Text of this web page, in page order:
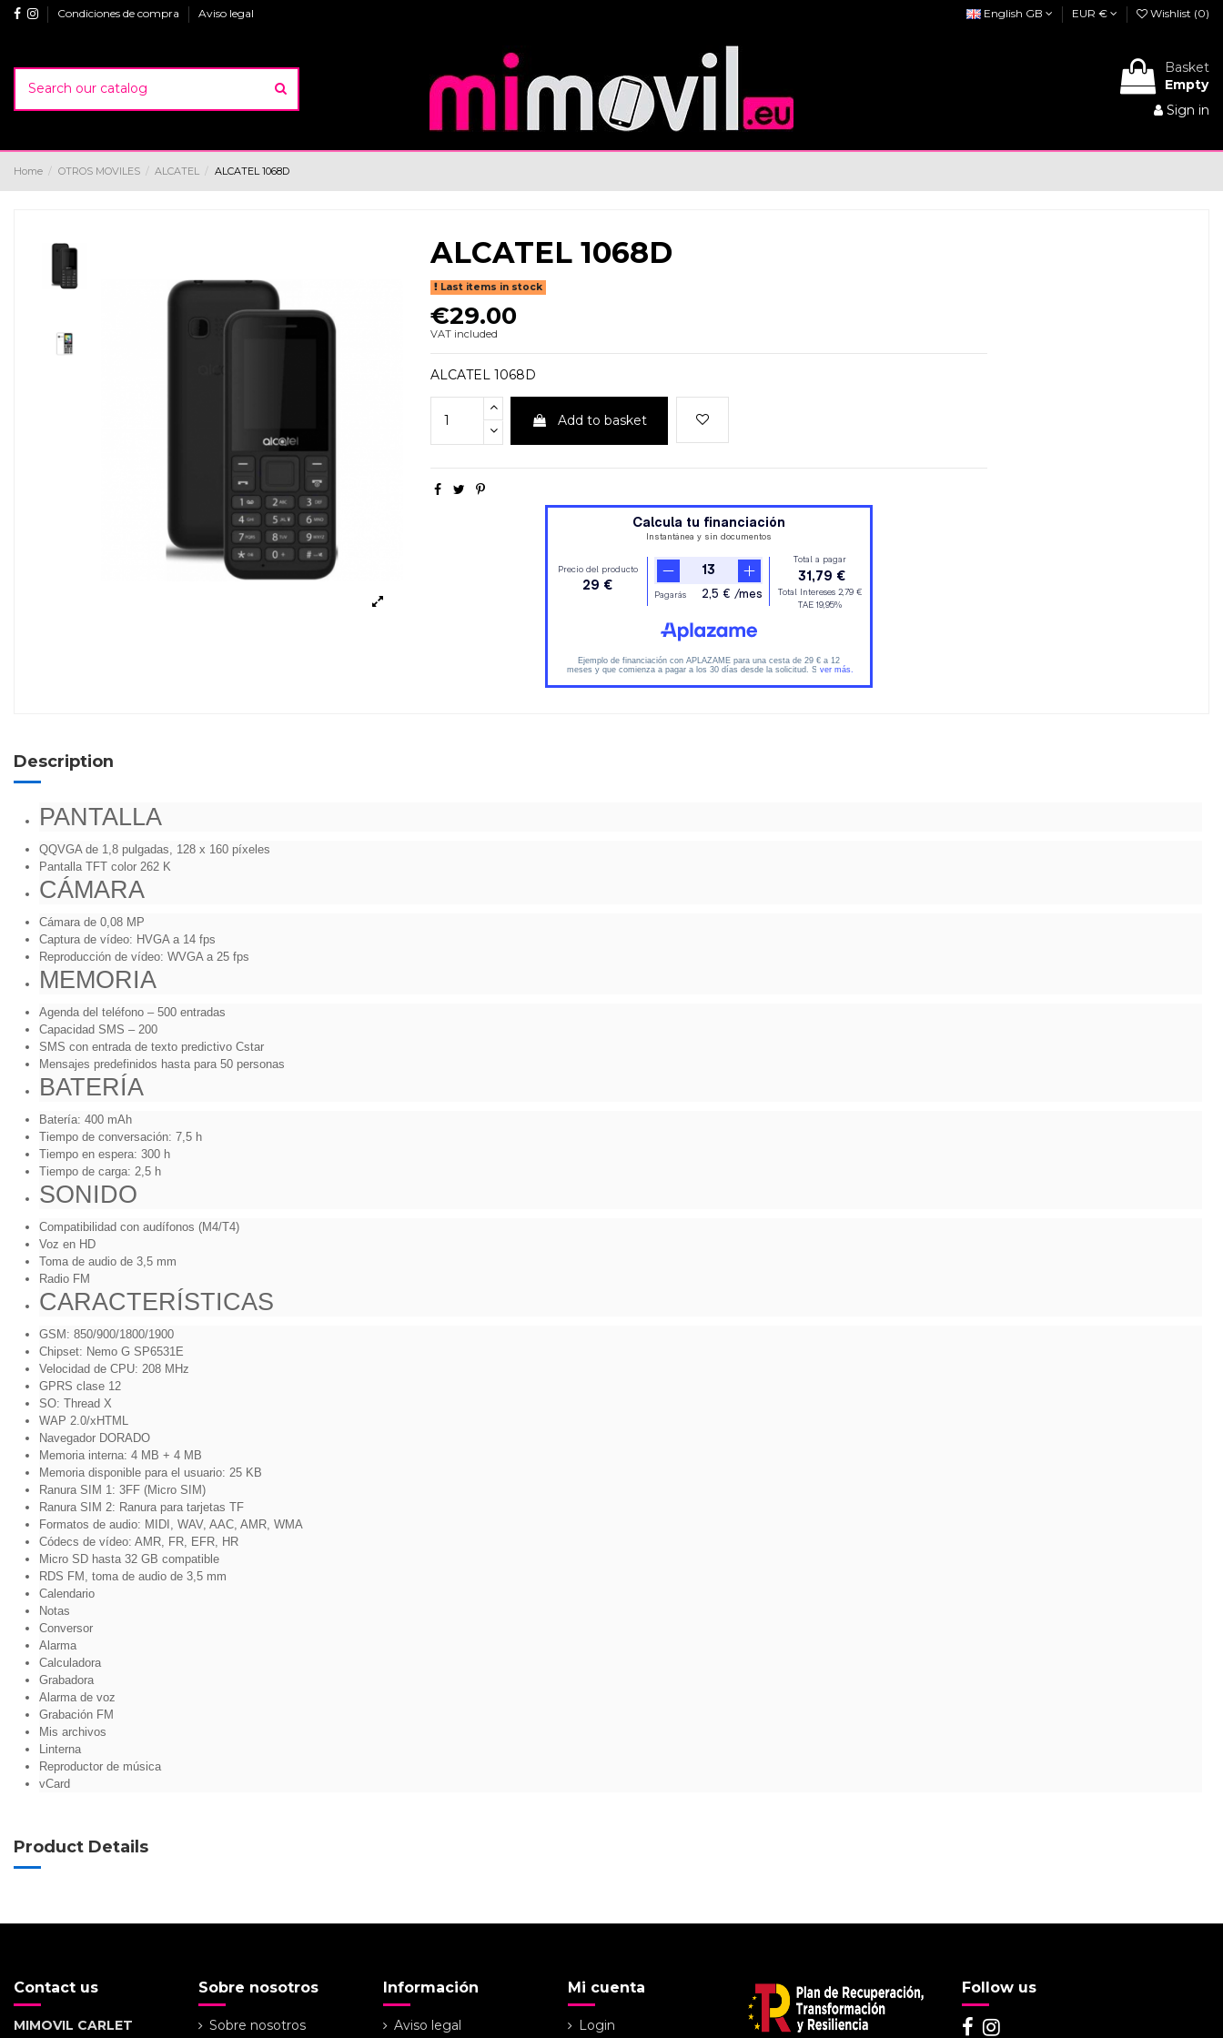
Condiciones de compra Aviso legal English GB EUR € Wishlist (0)
Basket
Empty
Sign in
Home OTROS MOVILES ALCATEL ALCATEL 1068D
ALCATEL 1068D
Last items in stock
€29.00
VAT included
ALCATEL 1068D
Add to basket
Description
PANTALLA
QQVGA de 1,8 pulgadas, 128 x 160 píxeles
Pantalla TFT color 262 K
CÁMARA
Cámara de 0,08 MP
Captura de vídeo: HVGA a 14 fps
Reproducción de vídeo: WVGA a 25 fps
MEMORIA
Agenda del teléfono – 500 entradas
Capacidad SMS – 200
SMS con entrada de texto predictivo Cstar
Mensajes predefinidos hasta para 50 personas
BATERÍA
Batería: 400 mAh
Tiempo de conversación: 7,5 h
Tiempo en espera: 300 h
Tiempo de carga: 2,5 h
SONIDO
Compatibilidad con audífonos (M4/T4)
Voz en HD
Toma de audio de 3,5 mm
Radio FM
CARACTERÍSTICAS
GSM: 850/900/1800/1900
Chipset: Nemo G SP6531E
Velocidad de CPU: 208 MHz
GPRS clase 12
SO: Thread X
WAP 2.0/xHTML
Navegador DORADO
Memoria interna: 4 MB + 4 MB
Memoria disponible para el usuario: 25 KB
Ranura SIM 1: 3FF (Micro SIM)
Ranura SIM 2: Ranura para tarjetas TF
Formatos de audio: MIDI, WAV, AAC, AMR, WMA
Códecs de vídeo: AMR, FR, EFR, HR
Micro SD hasta 32 GB compatible
RDS FM, toma de audio de 3,5 mm
Calendario
Notas
Conversor
Alarma
Calculadora
Grabadora
Alarma de voz
Grabación FM
Mis archivos
Linterna
Reproductor de música
vCard
Product Details
Contact us
MIMOVIL CARLET
Sobre nosotros
Sobre nosotros
Información
Aviso legal
Mi cuenta
Login
Follow us